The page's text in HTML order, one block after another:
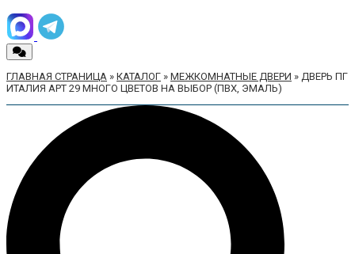
ГЛАВНАЯ СТРАНИЦА » КАТАЛОГ » МЕЖКОМНАТНЫЕ ДВЕРИ » ДВЕРЬ ПГ
ИТАЛИЯ АРТ 29 МНОГО ЦВЕТОВ НА ВЫБОР (ПВХ, ЭМАЛЬ)